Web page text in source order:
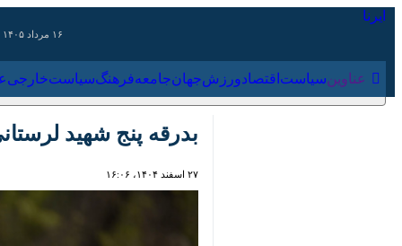
عناوین‌ سیاست اقتصاد ورزش جهان جامعه فرهنگ
بدرقه پنج شهید